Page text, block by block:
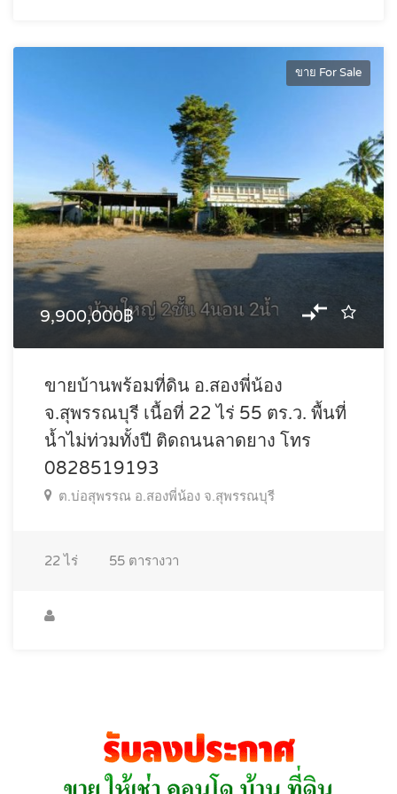
ขาย For Sale
9,900,000฿
ขายบ้านพร้อมที่ดิน อ.สองพี่น้อง
จ.สุพรรณบุรี เนื้อที่ 22 ไร่ 55 ตร.ว. พื้นที่
น้ำไม่ท่วมทั้งปี ติดถนนลาดยาง โทร
0828519193
ต.บ่อสุพรรณ อ.สองพี่น้อง จ.สุพรรณบุรี
22ไร่ 55 ตารางวา